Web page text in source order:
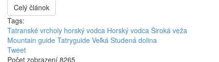
Celý článok
Tags:
Tatranské vrcholy horský vodca Horský vodca Široká veža
Mountain guide Tatryguide Veľká Studená dolina
Tweet
Počet zobrazení 8265